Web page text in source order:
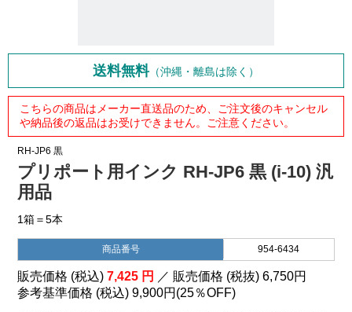
送料無料（沖縄・離島は除く）
こちらの商品はメーカー直送品のため、ご注文後のキャンセル
や納品後の返品はお受けできません。ご注意ください。
RH-JP6 黒
プリポート用インク RH-JP6 黒 (i-10) 汎
用品
1箱＝5本
商品番号 954-6434
販売価格 (税込)7,425 円 ／ 販売価格 (税抜)6,750円
参考基準価格 (税込)9,900円 (25％OFF)